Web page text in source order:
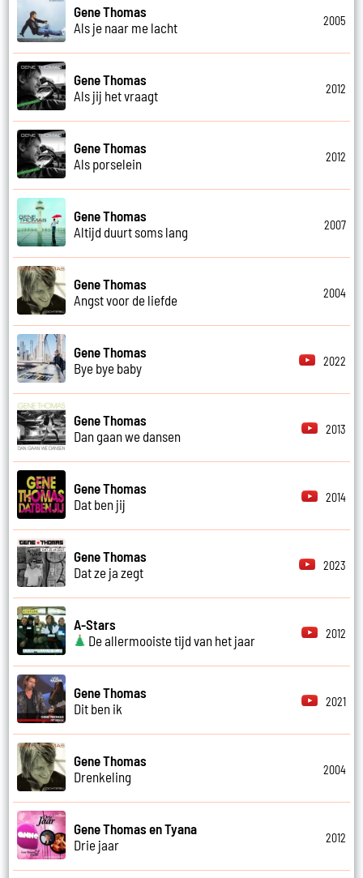
Gene Thomas
Als je naar me lacht
2005
Gene Thomas
Als jij het vraagt
2012
Gene Thomas
Als porselein
2012
Gene Thomas
Altijd duurt soms lang
2007
Gene Thomas
Angst voor de liefde
2004
Gene Thomas
Bye bye baby
2022
Gene Thomas
Dan gaan we dansen
2013
Gene Thomas
Dat ben jij
2014
Gene Thomas
Dat ze ja zegt
2023
A-Stars
De allermooiste tijd van het jaar
2012
Gene Thomas
Dit ben ik
2021
Gene Thomas
Drenkeling
2004
Gene Thomas en Tyana
Drie jaar
2012